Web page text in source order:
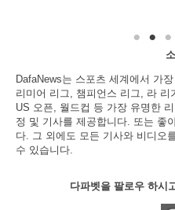
DafaNews는 스포츠 세계에서 가
리미어 리그, 챔피언스 리그, 라
US 오픈, 월드컵 등 가장 유명한
정 및 기사를 제공합니다. 또는 좋
다. 그 외에도 모든 기사와 비디오
수 있습니다.
다파벳을 팔로우 하시